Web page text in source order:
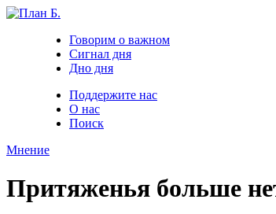
Говорим о важном
Сигнал дня
Дно дня
Поддержите нас
О нас
Поиск
Мнение
Притяженья больше